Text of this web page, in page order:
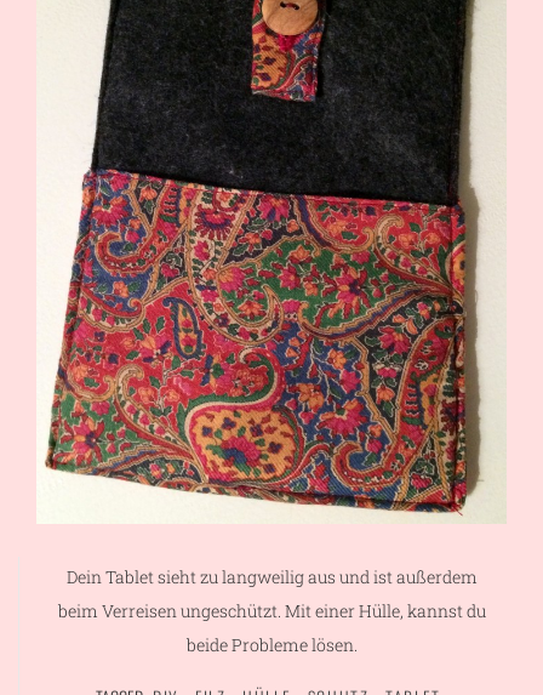
Dein Tablet sieht zu langweilig aus und ist außerdem
beim Verreisen ungeschützt. Mit einer Hülle, kannst du
beide Probleme lösen.